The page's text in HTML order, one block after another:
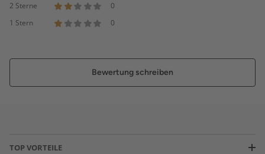
2 Sterne
0
1 Stern
0
Bewertung schreiben
TOP VORTEILE